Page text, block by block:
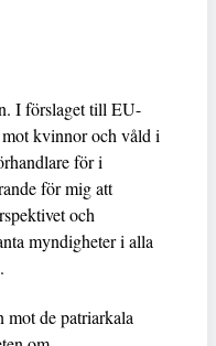
I förslaget till EU-
kvinnor och våld i
för i
för mig att
och
myndigheter i alla
mot de patriarkala